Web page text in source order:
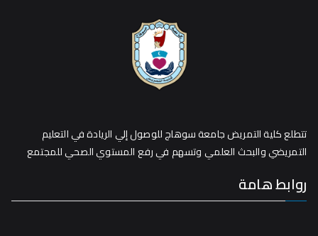
تتطلع كلية التمريض جامعة سوهاج للوصول إلي الريادة في التعليم
التمريضي والبحث العلمي وتسهم في رفع المستوي الصحي للمجتمع
روابط هامة